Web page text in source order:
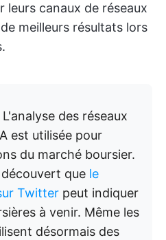
canaux de réseaux
meilleurs résultats lors
L'analyse des réseaux
est utilisée pour
du marché boursier.
que le
Twitter peut indiquer
à venir. Même les
désormais des